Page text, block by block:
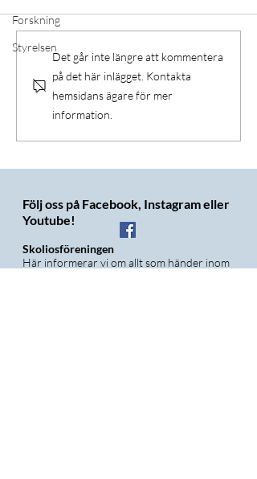
Forskning
Styrelsen
Vad motiverar träning
Det går inte längre att kommentera
på det här inlägget. Kontakta
hemsidans ägare för mer
information.
Följ oss på Facebook, Instagram eller
Youtube!
Skoliosföreningen
Här informerar vi om allt som händer inom